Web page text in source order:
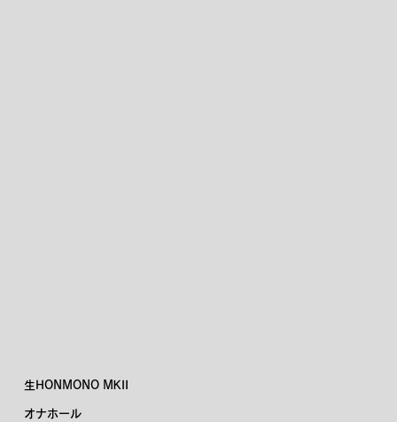
生HONMONO MKII
オナホール